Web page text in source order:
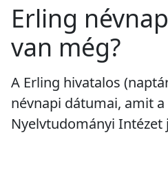
Erling
van még?
A Erling hivatalos
névnapi dátumai, amit
Nyelvtudományi Intézet